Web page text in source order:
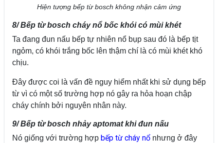
Hiện tượng bếp từ bosch không nhận cảm ứng
8/ Bếp từ bosch cháy nổ bốc khói có mùi khét
Ta đang đun nấu bếp tự nhiên nổ bụp sau đó là bếp tịt
ngỏm, có khói trắng bốc lên thậm chí là có mùi khét khó
chịu.
Đây được coi là vấn đề nguy hiểm nhất khi sử dụng bếp
từ vì có một số trường hợp nó gây ra hỏa hoạn chập
cháy chính bởi nguyên nhân này.
9/ Bếp từ bosch nhảy aptomat khi đun nấu
Nó giống với trường hợp bếp từ cháy nổ nhưng ở đây